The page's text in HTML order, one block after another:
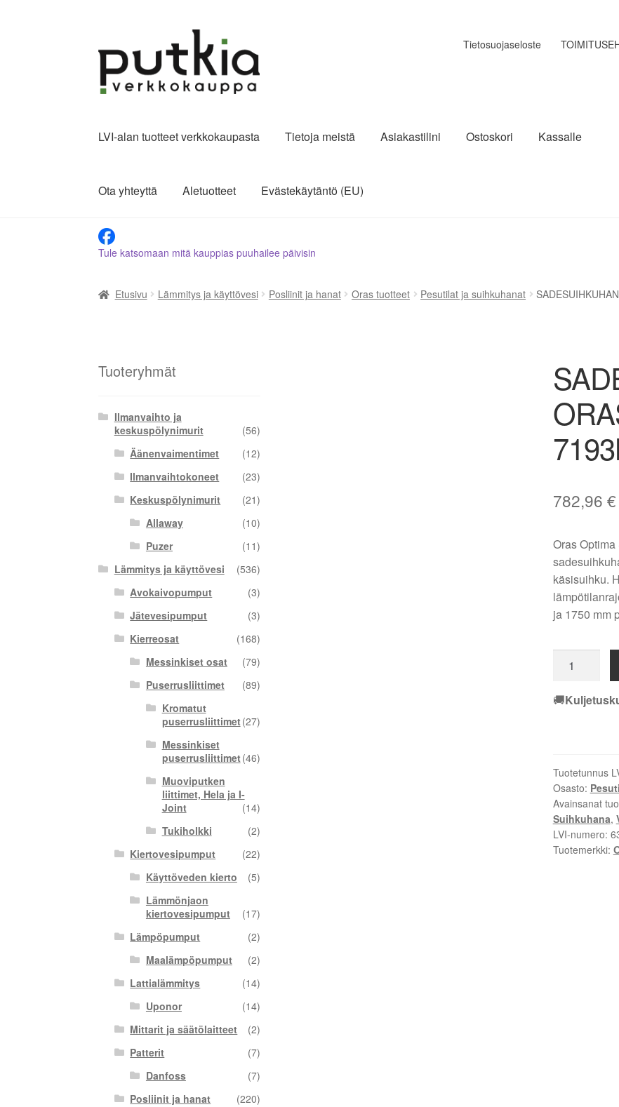
navigointiin
sisältöön
Tietosuojaseloste
LVI-alan tuotteet verkkokaupasta Tietoja meistä Asiakastilini Ostoskori Kassalle
Ota yhteyttä Aletuotteet Evästekäytäntö (EU)
Tule katsomaan mitä kauppias puuhailee päivisin
Etusivu Lämmitys ja käyttövesi Posliinit ja hanat Oras tuotteet Pesutilat ja suihkuhanat
782,96 €
Oras
käsisuihku.
ja 1750 mm
ORAS
OPTIMA
🚚
Tuotetunnus
Osasto:
Avainsanat
Suihkuhana,
LVI-numero:
Tuotemerkki:
Tuoteryhmät
Ilmanvaihto ja
keskuspölynimurit
(56)
Äänenvaimentimet
(12)
Ilmanvaihtokoneet
(23)
Keskuspölynimurit
(21)
Allaway
(10)
Puzer
(11)
Lämmitys ja käyttövesi
(536)
Avokaivopumput
(3)
Jätevesipumput
(3)
Kierreosat
(168)
Messinkiset osat
(79)
Puserrusliittimet
(89)
Kromatut
puserrusliittimet(27)
Messinkiset
puserrusliittimet(46)
Muoviputken
liittimet, Hela ja I-
Joint
(14)
Tukiholkki
(2)
Kiertovesipumput
(22)
Käyttöveden kierto
(5)
Lämmönjaon
kiertovesipumput
(17)
Lämpöpumput
(2)
Maalämpöpumput
(2)
Lattialämmitys
(14)
Uponor
(14)
Mittarit ja säätölaitteet
(2)
Patterit
(7)
Danfoss
(7)
Posliinit ja hanat
(220)